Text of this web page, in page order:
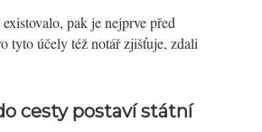
pak je nejprve před
tyto účely též notář zjišťuje, zdali
cesty postaví státní